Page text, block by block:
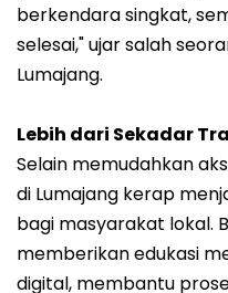
berkendara singkat,
selesai," ujar salah
Lumajang.
Lebih dari Sekadar
Selain memudahkan
di Lumajang kerap
bagi masyarakat lokal.
memberikan edukasi
digital, membantu